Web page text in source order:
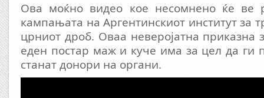
Ова моќно видео кое несомнено ќе ве
кампањата на Аргентинскиот институт за
црниот дроб. Оваа неверојатна приказна
еден постар маж и куче има за цел да ги
станат донори на органи.